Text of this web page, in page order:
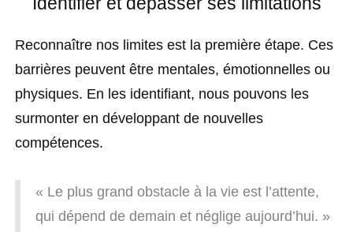
Reconnaître nos limites est la première étape. Ces
barrières peuvent être mentales, émotionnelles ou
physiques. En les identifiant, nous pouvons les
surmonter en développant de nouvelles
compétences.
« Le plus grand obstacle à la vie est l’attente,
qui dépend de demain et néglige aujourd’hui. »